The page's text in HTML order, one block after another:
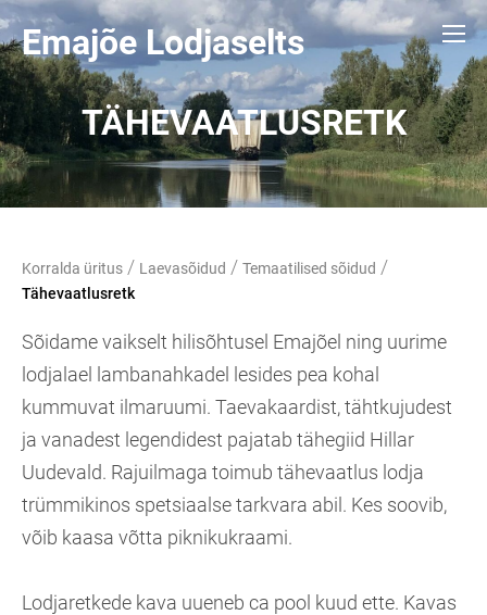
Emajõe Lodjaselts
TÄHEVAATLUSRETK
Korralda üritus / Laevasõidud / Temaatilised sõidud /
Tähevaatlusretk
Sõidame vaikselt hilisõhtusel Emajõel ning uurime
lodjalael lambanahkadel lesides pea kohal
kummuvat ilmaruumi. Taevakaardist, tähtkujudest
ja vanadest legendidest pajatab tähegiid Hillar
Uudevald. Rajuilmaga toimub tähevaatlus lodja
trümmikinos spetsiaalse tarkvara abil. Kes soovib,
võib kaasa võtta piknikukraami.
Lodjaretkede kava uueneb ca pool kuud ette. Kavas